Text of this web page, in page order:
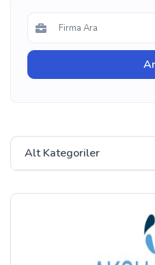
Alt Kategoriler